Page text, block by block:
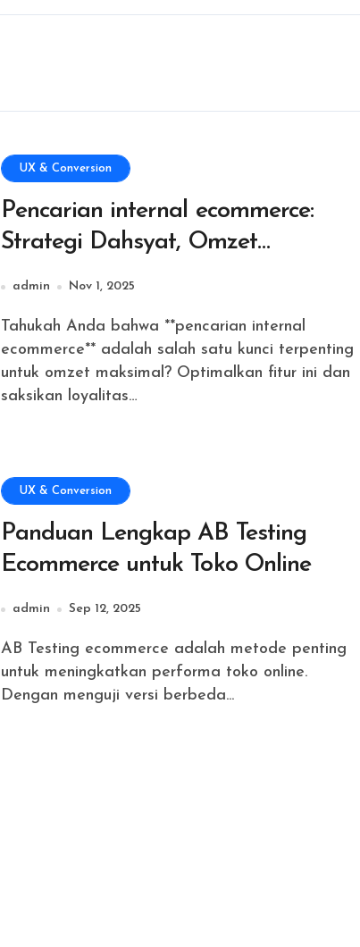
UX & Conversion
Pencarian internal ecommerce:
Strategi Dahsyat, Omzet
Maksimal!
admin Nov 1, 2025
Tahukah Anda bahwa **pencarian internal
ecommerce** adalah salah satu kunci terpenting
untuk omzet maksimal? Optimalkan fitur ini dan
saksikan loyalitas…
UX & Conversion
Panduan Lengkap AB Testing
Ecommerce untuk Toko Online
admin Sep 12, 2025
AB Testing ecommerce adalah metode penting
untuk meningkatkan performa toko online.
Dengan menguji versi berbeda...